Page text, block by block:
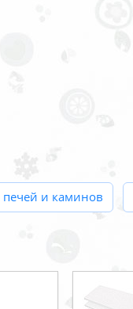
печей и каминов